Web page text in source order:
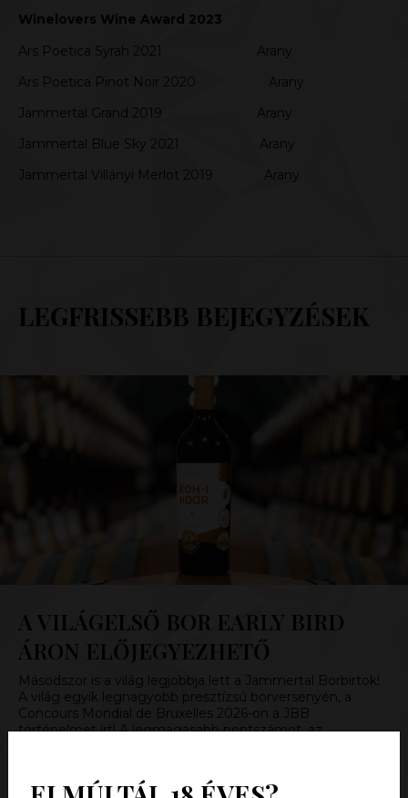
Winelovers Wine Award 2023
Ars Poetica Syrah 2021 Arany
Ars Poetica Pinot Noir 2020 Arany
Jammertal Grand 2019 Arany
Jammertal Blue Sky 2021 Arany
Jammertal Villányi Merlot 2019 Arany
LEGFRISSEBB BEJEGYZÉSEK
A VILÁGELSŐ BOR EARLY BIRD
ÁRON ELŐJEGYEZHETŐ
Másodszor is a világ legjobbja lett a Jammertal Borbirtok!
A világ egyik legnagyobb presztízsű borversenyén, a
Concours Mondial de Bruxelles 2026-on a JBB
történelmet írt! A legmagasabb pontszámot, az
Jammertal Borbirtok…